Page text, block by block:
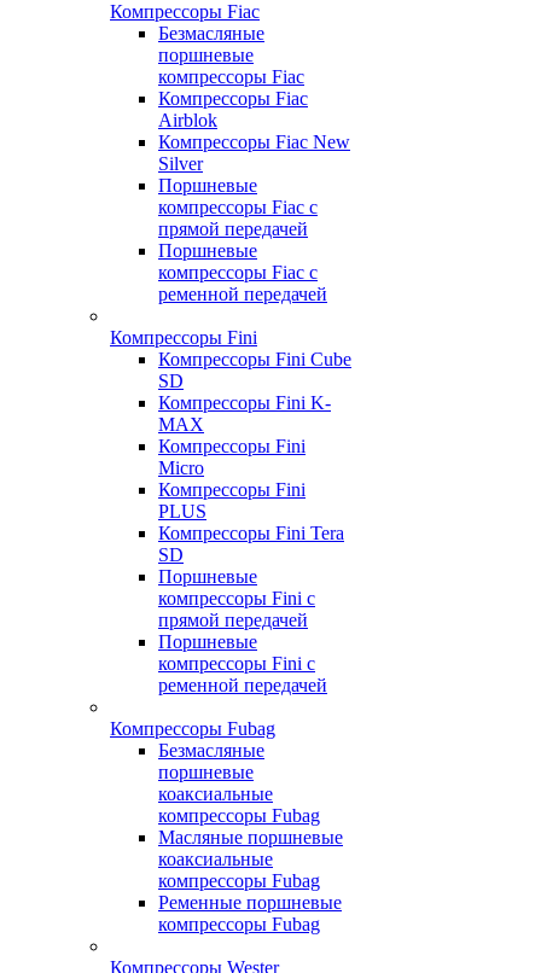
Компрессоры Fiac
Безмасляные
поршневые
компрессоры Fiac
Компрессоры Fiac
Airblok
Компрессоры Fiac New
Silver
Поршневые
компрессоры Fiac с
прямой передачей
Поршневые
компрессоры Fiac с
ременной передачей
Компрессоры Fini
Компрессоры Fini Cube
SD
Компрессоры Fini K-
MAX
Компрессоры Fini
Micro
Компрессоры Fini
PLUS
Компрессоры Fini Tera
SD
Поршневые
компрессоры Fini с
прямой передачей
Поршневые
компрессоры Fini с
ременной передачей
Компрессоры Fubag
Безмасляные
поршневые
коаксиальные
компрессоры Fubag
Масляные поршневые
коаксиальные
компрессоры Fubag
Ременные поршневые
компрессоры Fubag
Компрессоры Wester